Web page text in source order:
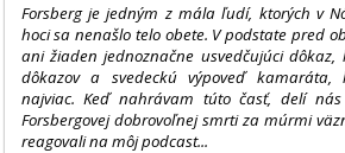
Forsberg je jedným z mála ľudí, ktorých v
hoci sa nenašlo telo obete. V podstate pred
ani žiaden jednoznačne usvedčujúci
dôkazov a svedeckú výpoveď kamaráta,
najviac. Keď nahrávam túto časť, delí
Forsbergovej dobrovoľnej smrti za múrmi
reagovali na môj podcast...